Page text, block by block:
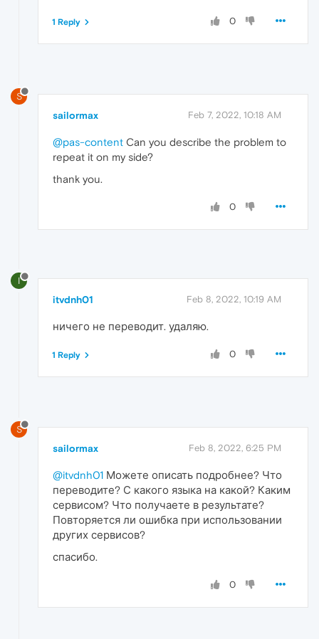
0
1 Reply
S
sailormax Feb 7, 2022, 10:18 AM
@pas-content Can you describe the problem to
repeat it on my side?
thank you.
0
I
itvdnh01 Feb 8, 2022, 10:19 AM
ничего не переводит. удаляю.
0
1 Reply
S
sailormax Feb 8, 2022, 6:25 PM
@itvdnh01 Можете описать подробнее? Что
переводите? С какого языка на какой? Каким
сервисом? Что получаете в результате?
Повторяется ли ошибка при использовании
других сервисов?
спасибо.
0